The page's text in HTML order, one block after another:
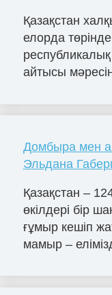
Қазақстан
елорда
айтысы
Домбыра мен
Эльдана
Қазақстан –
өкілдері бір
ғұмыр кешіп
мамыр –